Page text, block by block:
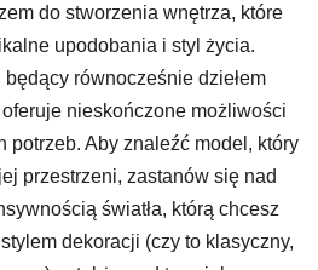
do stworzenia wnętrza, które
upodobania i styl życia.
równocześnie dziełem
oferuje nieskończone możliwości
potrzeb. Aby znaleźć model, który
przestrzeni, zastanów się nad
światła, którą chcesz
dekoracji (czy to klasyczny,